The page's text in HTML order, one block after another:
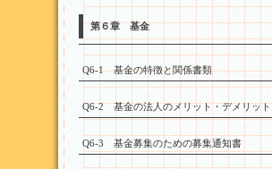
第６章 基金
Q6-1 基金の特徴と関係書類
Q6-2 基金の法人のメリット・デメリット
Q6-3 基金募集のための募集通知書